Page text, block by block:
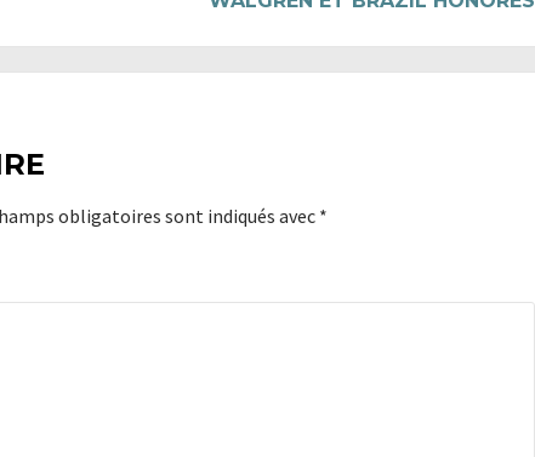
obligatoires sont indiqués avec *